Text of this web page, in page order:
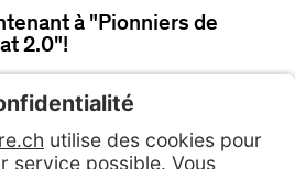
à "Pionniers de
2.0"!
MAINTENANT